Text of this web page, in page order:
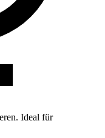
Ideal für